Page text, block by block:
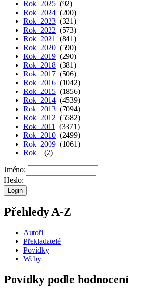
Rok 2025 (92)
Rok 2024 (200)
Rok 2023 (321)
Rok 2022 (573)
Rok 2021
(841)
Rok 2020 (590)
Rok 2019 (290)
Rok 2018 (381)
Rok 2017 (506)
Rok 2016 (1042)
Rok 2015 (1856)
Rok 2014 (4539)
Rok 2013 (7094)
Rok 2012 (5582)
Rok 2011
(3371)
Rok 2010 (2499)
Rok 2009 (1061)
Rok
(2)
Jméno:
Heslo:
Přehledy A-Z
Autoři
Překladatelé
Povídky
Weby
Povídky podle hodnocení